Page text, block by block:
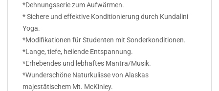
*Dehnungsserie zum Aufwärmen.
* Sichere und effektive Konditionierung durch Kundalini
Yoga.
*Modifikationen für Studenten mit Sonderkonditionen.
*Lange, tiefe, heilende Entspannung.
*Erhebendes und lebhaftes Mantra/Musik.
*Wunderschöne Naturkulisse von Alaskas
majestätischem Mt. McKinley.